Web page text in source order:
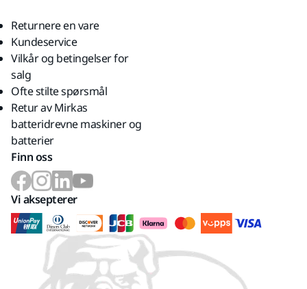
Returnere en vare
Kundeservice
Vilkår og betingelser for
salg
Ofte stilte spørsmål
Retur av Mirkas
batteridrevne maskiner og
batterier
Finn oss
Vi aksepterer